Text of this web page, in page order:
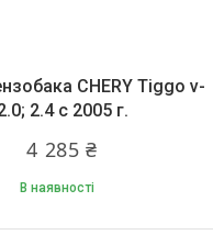
CHERY Tiggo v-
2.4 с 2005 г.
4 285 ₴
В наявності